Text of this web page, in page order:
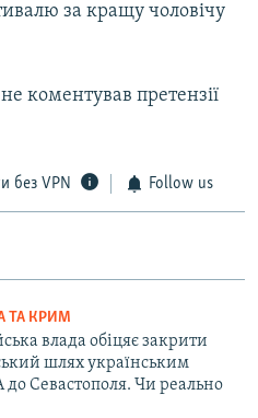
за кращу чоловічу
коментував претензії
без VPN Follow us
ТА КРИМ
влада обіцяє закрити
шлях українським
до Севастополя. Чи реально